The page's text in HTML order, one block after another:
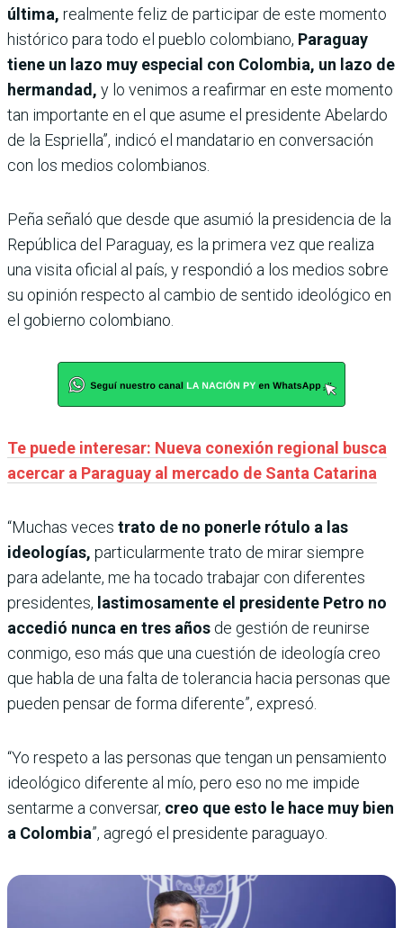
última, realmente feliz de participar de este momento
histórico para todo el pueblo colombiano, Paraguay
tiene un lazo muy especial con Colombia, un lazo de
hermandad, y lo venimos a reafirmar en este momento
tan importante en el que asume el presidente Abelardo
de la Espriella”, indicó el mandatario en conversación
con los medios colombianos.
Peña señaló que desde que asumió la presidencia de la
República del Paraguay, es la primera vez que realiza
una visita oficial al país, y respondió a los medios sobre
su opinión respecto al cambio de sentido ideológico en
el gobierno colombiano.
Te puede interesar: Nueva conexión regional busca
acercar a Paraguay al mercado de Santa Catarina
“Muchas veces trato de no ponerle rótulo a las
ideologías, particularmente trato de mirar siempre
para adelante, me ha tocado trabajar con diferentes
presidentes, lastimosamente el presidente Petro no
accedió nunca en tres años de gestión de reunirse
conmigo, eso más que una cuestión de ideología creo
que habla de una falta de tolerancia hacia personas que
pueden pensar de forma diferente”, expresó.
“Yo respeto a las personas que tengan un pensamiento
ideológico diferente al mío, pero eso no me impide
sentarme a conversar, creo que esto le hace muy bien
a Colombia”, agregó el presidente paraguayo.